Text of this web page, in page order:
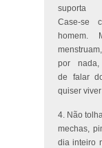
suporta
Case-se
homem.
por nada,
de falar
quiser
4. Não
mechas,
dia inteiro